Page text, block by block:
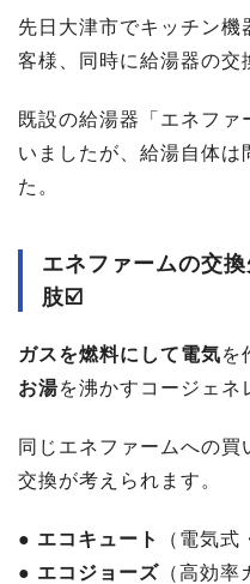
先日大津市でキッチン機
客様、同時に給湯器の交
既設の給湯器「エネファ
いましたが、給湯自体は
た。
エネファームの交
肢☑️
ガスを燃料にして電気を
お湯を沸かすコージェネ
同じエネファームへの
交換が考えられます。
● エコキュート
（電気式
● エコジョーズ（高効率